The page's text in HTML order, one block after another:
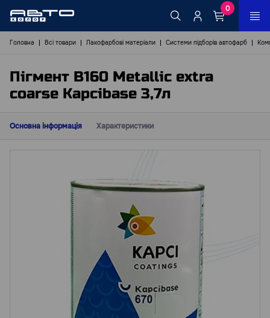
0
Головна Всі товари Лакофарбові матеріали Системи підборів автофарб
Пігмент B160 Metallic extra
coarse Kapcibase 3,7л
Основна інформація Характеристики